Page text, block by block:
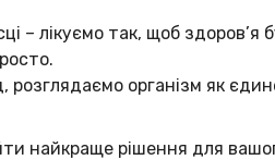
– лікуємо так, щоб здоров’я
розглядаємо організм як
найкраще рішення для